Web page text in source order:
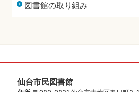
図書館の取り組み
仙台市民図書館